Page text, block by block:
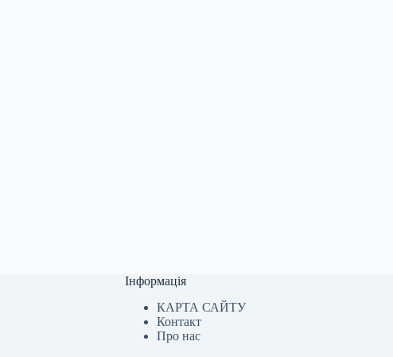
Інформація
КАРТА САЙТУ
Контакт
Про нас